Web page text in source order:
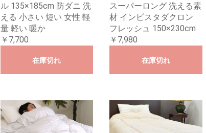
ル 135×185cm 防ダニ 洗
える 小さい 短い 女性 軽
量 軽い 暖か
￥7,700
在庫切れ
スーパーロング 洗える素
材 インビスタダクロン
フレッシュ 150×230cm
￥7,980
在庫切れ